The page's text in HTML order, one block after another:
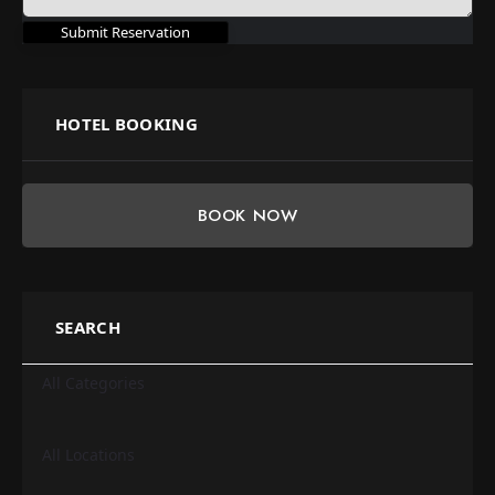
HOTEL BOOKING
BOOK NOW
SEARCH